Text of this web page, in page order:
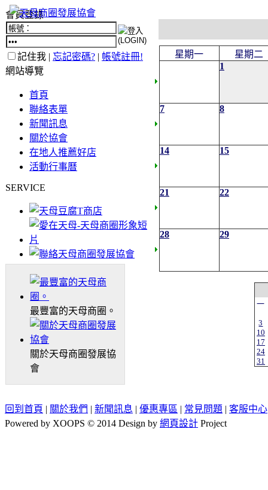
會員登錄
記住我 | 忘記密碼? | 帳號註冊!
網站導覽
首頁
聯絡表單
新聞訊息
關於協會
在地人推薦好店
活動行事曆
SERVICE
最豐富的天母商圈。
關於天母商圈發展協
會
星期一
星期二
1
7 8
14 15
21 22
28 29
一
3
10
17
24
31
回到首頁 | 關於我們 | 新聞訊息 | 優惠專區 | 常見問題 | 客服中心
Powered by XOOPS © 2014 Design by 網頁設計 Project